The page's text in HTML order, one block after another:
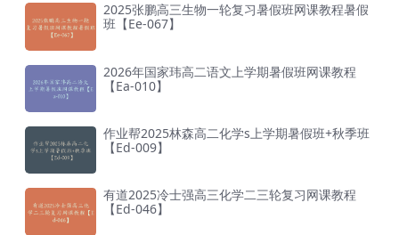
2025张鹏高三生物一轮复习暑假班网课教程暑假
班【Ee-067】
2026年国家玮高二语文上学期暑假班网课教程
【Ea-010】
作业帮2025林森高二化学s上学期暑假班+秋季班
【Ed-009】
有道2025冷士强高三化学二三轮复习网课教程
【Ed-046】